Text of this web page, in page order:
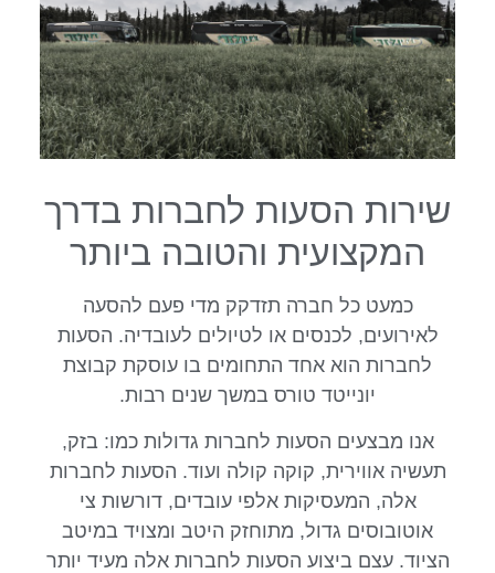
שירות הסעות לחברות בדרך
המקצועית והטובה ביותר
כמעט כל חברה תזדקק מדי פעם להסעה
לאירועים, לכנסים או לטיולים לעובדיה. הסעות
לחברות הוא אחד התחומים בו עוסקת קבוצת
יונייטד טורס במשך שנים רבות.
אנו מבצעים הסעות לחברות גדולות כמו: בזק,
תעשיה אווירית, קוקה קולה ועוד. הסעות לחברות
אלה, המעסיקות אלפי עובדים, דורשות צי
אוטובוסים גדול, מתוחזק היטב ומצויד במיטב
הציוד. עצם ביצוע הסעות לחברות אלה מעיד יותר